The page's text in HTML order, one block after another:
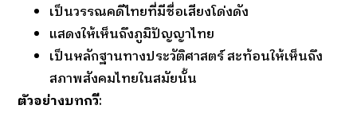
เป็นวรรณคดีไทยที่มีชื่อเสียงโด่งดัง
แสดงให้เห็นถึงภูมิปัญญาไทย
เป็นหลักฐานทางประวัติศาสตร์ สะท้อนให้เห็นถึง
สภาพสังคมไทยในสมัยนั้น
ตัวอย่างบทกวี: